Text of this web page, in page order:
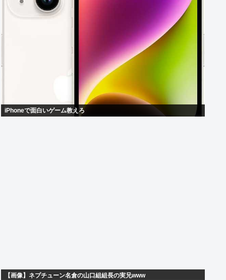
iPhoneで面白いゲーム教えろ
【画像】ネプチューン名倉の山口組組長の実兄www